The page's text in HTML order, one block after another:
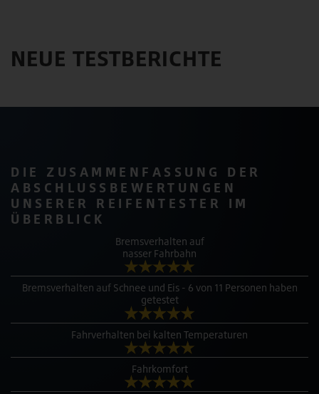
NEUE TESTBERICHTE
DIE ZUSAMMENFASSUNG DER
ABSCHLUSSBEWERTUNGEN
UNSERER REIFENTESTER IM
ÜBERBLICK
Bremsverhalten auf
nasser Fahrbahn
Bremsverhalten auf Schnee und Eis - 6 von 11 Personen haben
getestet
Fahrverhalten bei kalten Temperaturen
Fahrkomfort